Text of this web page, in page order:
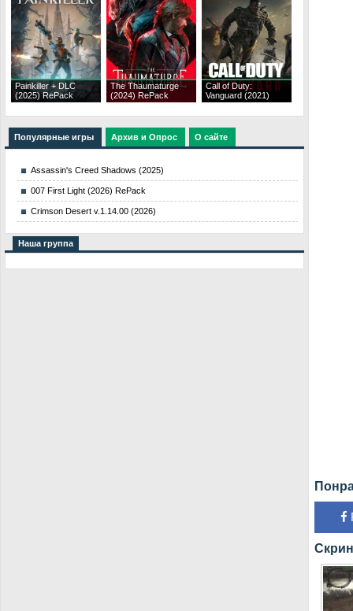
Painkiller + DLC
(2025) RePack
The Thaumaturge
(2024) RePack
Call of Duty:
Vanguard (2021)
Популярные игры Архив и Опрос О сайте
Assassin's Creed Shadows (2025)
007 First Light (2026) RePack
Crimson Desert v.1.14.00 (2026)
Наша группа